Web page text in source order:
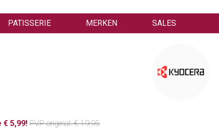
PATISSERIE MERKEN SALES
€ 5,99! PVPoriginal: € 19,95